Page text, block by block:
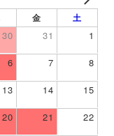
金 土
30 31 1
6 7 8
13 14 15
20 21 22